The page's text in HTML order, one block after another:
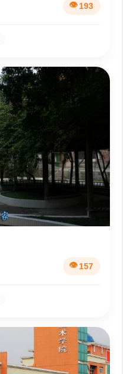
193
157